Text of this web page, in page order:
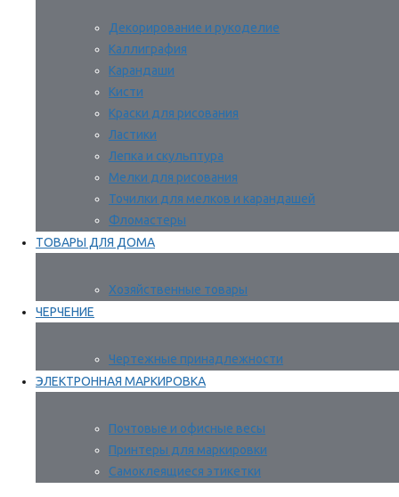
Декорирование и рукоделие
Каллиграфия
Карандаши
Кисти
Краски для рисования
Ластики
Лепка и скульптура
Мелки для рисования
Точилки для мелков и карандашей
Фломастеры
ТОВАРЫ ДЛЯ ДОМА
Хозяйственные товары
ЧЕРЧЕНИЕ
Чертежные принадлежности
ЭЛЕКТРОННАЯ МАРКИРОВКА
Почтовые и офисные весы
Принтеры для маркировки
Самоклеящиеся этикетки